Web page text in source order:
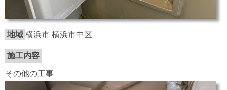
地域 横浜市 横浜市中区
施工内容
その他の工事